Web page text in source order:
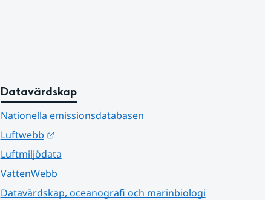
Datavärdskap
Nationella emissionsdatabasen
Luftwebb
Länk till annan webbplats.
Luftmiljödata
VattenWebb
Datavärdskap, oceanografi och marinbiologi